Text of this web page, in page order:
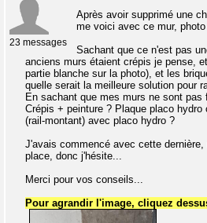
23 messages
Après avoir supprimé une
me voici avec ce mur,
Sachant que ce n'est pas
anciens murs étaient crépis je pense,
partie blanche sur la photo), et les
quelle serait la meilleure solution pour
En sachant que mes murs ne sont pas
Crépis + peinture ? Plaque placo
(rail-montant) avec placo hydro ?
J'avais commencé avec cette
place, donc j'hésite...
Merci pour vos conseils...
Pour agrandir l'image, cliquez